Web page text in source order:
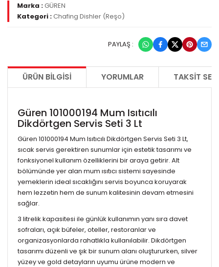
Marka :GÜREN
Kategori :Chafing Dishler (Reşo)
PAYLAŞ :
ÜRÜN BILGISI YORUMLAR TAKSIT
Güren 101000194 Mum Isıtıcılı
Dikdörtgen Servis Seti 3 Lt
Güren 101000194 Mum Isıtıcılı Dikdörtgen Servis Seti 3 Lt,
sıcak servis gerektiren sunumlar için estetik tasarımı ve
fonksiyonel kullanım özelliklerini bir araya getirir. Alt
bölümünde yer alan mum ısıtıcı sistemi sayesinde
yemeklerin ideal sıcaklığını servis boyunca koruyarak
hem lezzetin hem de sunum kalitesinin devam etmesini
sağlar.
3 litrelik kapasitesi ile günlük kullanımın yanı sıra davet
sofraları, açık büfeler, oteller, restoranlar ve
organizasyonlarda rahatlıkla kullanılabilir. Dikdörtgen
tasarımı düzenli ve şık bir sunum alanı oluştururken, silver
yüzey ve gold detayların uyumu ürüne modern ve